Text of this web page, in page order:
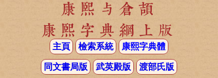
康熙与倉頡
康熙字典網上版
主頁 檢索系統 康熙字典體
同文書局版 武英殿版 渡部氏版